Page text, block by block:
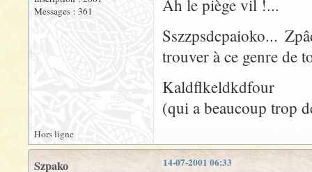
Messages : 361
Ah le piège vil !...
Sszzpsdcpaioko...
trouver à ce genre de
Kaldflkeldkdfour
(qui a beaucoup trop
Hors ligne
14-07-2001 06:33
Szpako